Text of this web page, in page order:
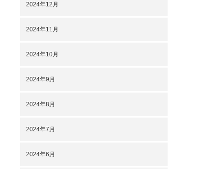
2024年12月
2024年11月
2024年10月
2024年9月
2024年8月
2024年7月
2024年6月